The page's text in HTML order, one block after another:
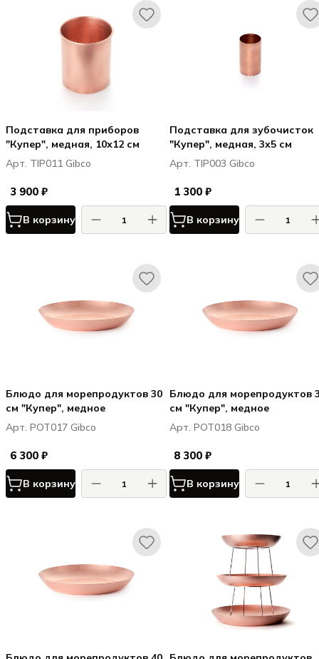
Подставка для приборов
"Купер", медная, 10х12 см
Арт. TIP011 Gibco
3 900 ₽
В корзину
Подставка для зубочисток
"Купер", медная, 3х5 см
Арт. TIP003 Gibco
1 300 ₽
В корзину
Блюдо для морепродуктов 30
см "Купер", медное
Арт. POT017 Gibco
6 300 ₽
В корзину
Блюдо для морепродуктов
см "Купер", медное
Арт. POT018 Gibco
8 300 ₽
В корзину